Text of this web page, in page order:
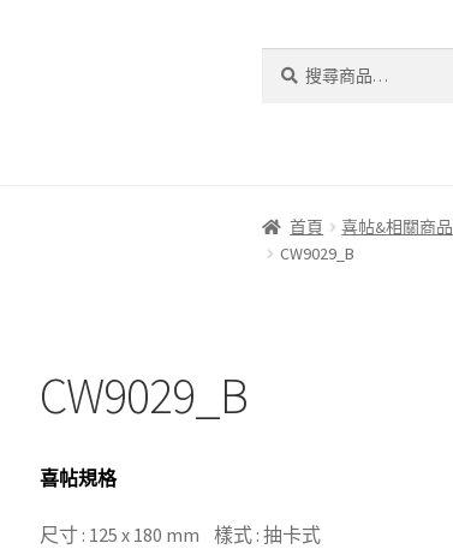
首頁 喜帖&相關商品
CW9029_B
CW9029_B
喜帖規格
尺寸 : 125 x 180 mm 樣式 : 抽卡式